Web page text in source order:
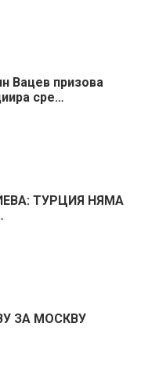
Вацев призова
сре…
ТУРЦИЯ НЯМА
ЗА МОСКВУ